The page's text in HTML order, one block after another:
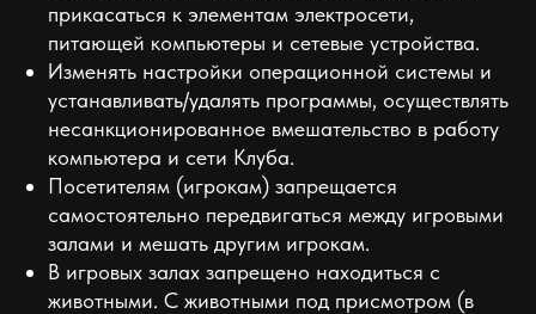
прикасаться к элементам электросети,
питающей компьютеры и сетевые устройства.
Изменять настройки операционной системы и
устанавливать/удалять программы, осуществлять
несанкционированное вмешательство в работу
компьютера и сети Клуба.
Посетителям (игрокам) запрещается
самостоятельно передвигаться между игровыми
залами и мешать другим игрокам.
В игровых залах запрещено находиться с
животными. С животными под присмотром (в